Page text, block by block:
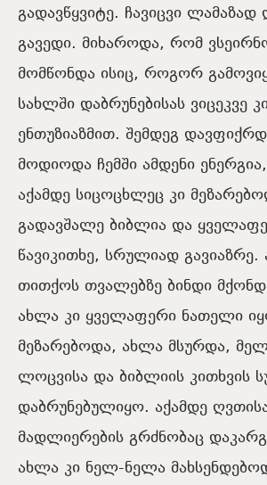
გადავწყვიტე. ჩავიცვი
გავედი. მიხაროდა, რომ
მომწონდა ისიც, როგორ
სახლში დაბრუნებისას ვიცეკვე
ენთუზიაზმით. შემდეგ
მოდიოდა ჩემში ამდენი
აქამდე სიცოცხლეც კი
გადავშალე ბიბლია და
წავიკითხე, სრულიად გავიაზრე.
თითქოს თვალებზე ბინდი
ახლა კი ყველაფერი ნათელი
მეზარებოდა, ახლა მსურდა,
ლოცვისა და ბიბლიის კითხვის
დაბრუნებულიყო. აქამდე
მადლიერების გრძნობაც
ახლა კი ნელ-ნელა